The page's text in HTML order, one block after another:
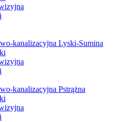
kanalizacyjna Lyski-Sumina
kanalizacyjna Pstrążna